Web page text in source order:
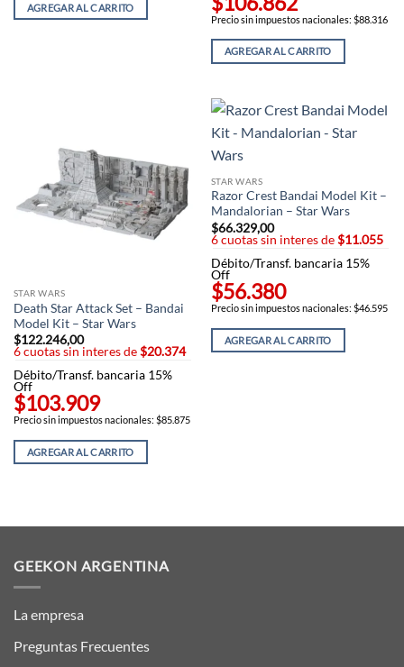
AGREGAR AL CARRITO
Precio sin impuestos nacionales: $88.316
AGREGAR AL CARRITO
STAR WARS
Death Star Attack Set – Bandai
Model Kit – Star Wars
$122.246,00
6 cuotas sin interes de$20.374
Débito/Transf. bancaria 15%
Off
$103.909
Precio sin impuestos nacionales: $85.875
AGREGAR AL CARRITO
STAR WARS
Razor Crest Bandai Model Kit –
Mandalorian – Star Wars
$66.329,00
6 cuotas sin interes de$11.055
Débito/Transf. bancaria 15%
Off
$56.380
Precio sin impuestos nacionales: $46.595
AGREGAR AL CARRITO
GEEKON ARGENTINA
La empresa
Preguntas Frecuentes